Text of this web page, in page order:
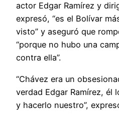
actor Edgar Ramírez y
expresó, “es el Bolívar
visto” y aseguró que
“porque no hubo una
contra ella”.
“Chávez era un
verdad Edgar Ramírez, él
y hacerlo nuestro”,